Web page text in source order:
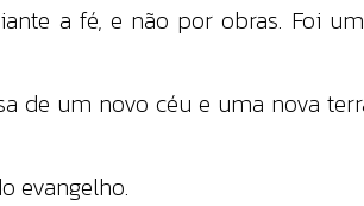
a fé, e não por obras. Foi
de um novo céu e uma nova
evangelho.